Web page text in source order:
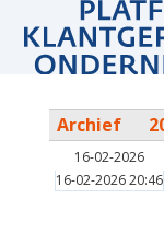
Archief
16-02-2026
16-02-2026 20:46